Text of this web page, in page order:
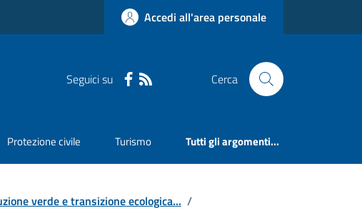
Accedi all'area personale
Seguici su Cerca
Protezione civile Turismo Tutti gli argomenti...
verde e transizione ecologica... /